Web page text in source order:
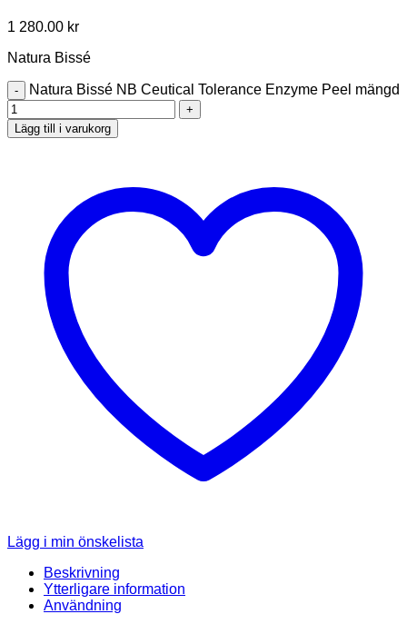
1 280.00 kr
Natura Bissé
Natura Bissé NB Ceutical Tolerance Enzyme Peel mängd
Lägg till i varukorg
Lägg i min önskelista
Beskrivning
Ytterligare information
Användning